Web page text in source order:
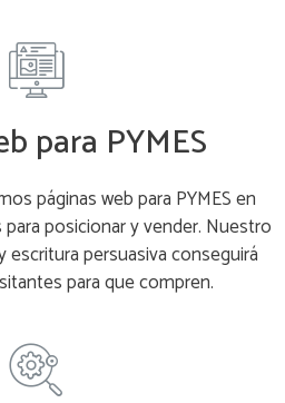
para PYMES
páginas web para PYMES en
posicionar y vender. Nuestro
persuasiva conseguirá
para que compren.